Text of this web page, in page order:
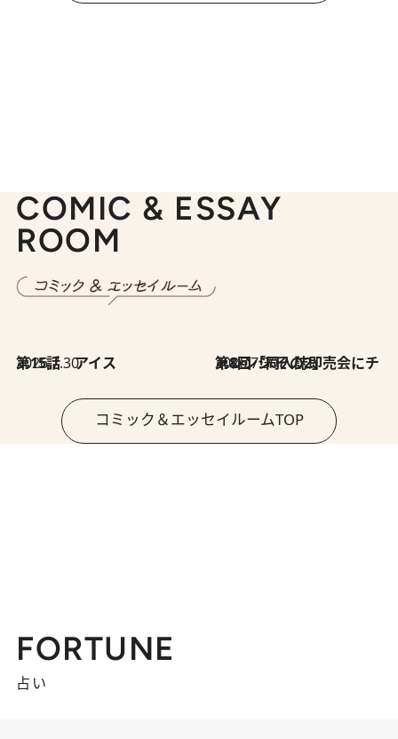
COMIC & ESSAY
ROOM
2026.7.30
第15話 アイス 2026.7.30
第8回「同人誌即売会にチャレンジ その2」
コミック＆エッセイルームTOP
FORTUNE
占い